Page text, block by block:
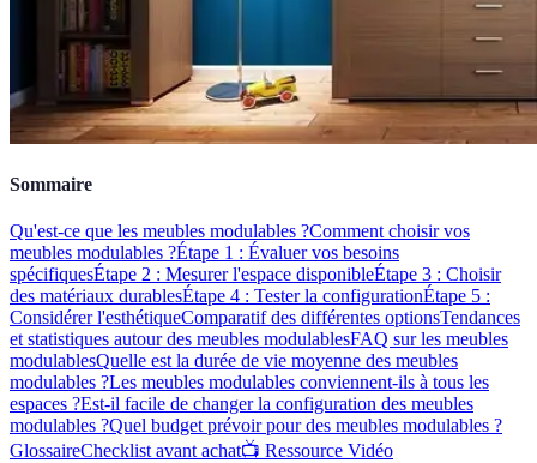
Sommaire
Qu'est-ce que les meubles modulables ?Comment choisir vos
meubles modulables ?Étape 1 : Évaluer vos besoins
spécifiquesÉtape 2 : Mesurer l'espace disponibleÉtape 3 : Choisir
des matériaux durablesÉtape 4 : Tester la configurationÉtape 5 :
Considérer l'esthétiqueComparatif des différentes optionsTendances
et statistiques autour des meubles modulablesFAQ sur les meubles
modulablesQuelle est la durée de vie moyenne des meubles
modulables ?Les meubles modulables conviennent-ils à tous les
espaces ?Est-il facile de changer la configuration des meubles
modulables ?Quel budget prévoir pour des meubles modulables ?
GlossaireChecklist avant achat📺 Ressource Vidéo